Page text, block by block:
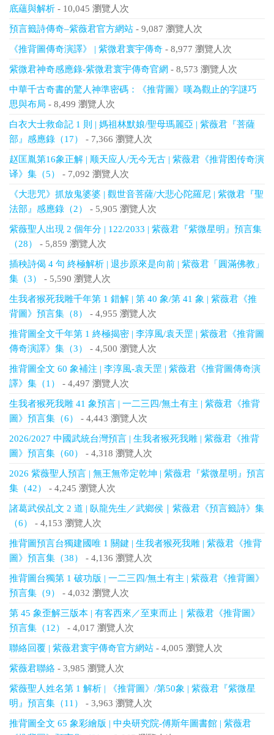
底蘊與解析 - 10,045 瀏覽人次
預言籤詩傳奇–紫薇君官方網站 - 9,087 瀏覽人次
《推背圖傳奇演譯》 | 紫微君寰宇傳奇 - 8,977 瀏覽人次
紫微君神奇感應錄-紫微君寰宇傳奇官網 - 8,573 瀏覽人次
中華千古奇書的驚人神準密碼：《推背圖》嘆為觀止的字謎巧
思與布局 - 8,499 瀏覽人次
白衣大士救命記 1 則 | 媽祖林默娘/聖母瑪麗亞 | 紫薇君『菩薩
部』感應錄（17）
- 7,366 瀏覽人次
赵匡胤第16象正解 | 顺天应人/无今无古 | 紫薇君《推背图传奇演
译》集（5）
- 7,092 瀏覽人次
《大悲咒》抓放鬼婆婆 | 觀世音菩薩/大悲心陀羅尼 | 紫微君『聖
法部』感應錄（2）
- 5,905 瀏覽人次
紫薇聖人出現 2 個年分 | 122/2033 | 紫薇君『紫微星明』預言集
（28）
- 5,859 瀏覽人次
插秧詩偈 4 句 終極解析 | 退步原來是向前 | 紫薇君「圓滿佛教」
集（3）
- 5,590 瀏覽人次
生我者猴死我雕千年第 1 錯解 | 第 40 象/第 41 象 | 紫薇君《推
背圖》預言集（8）
- 4,955 瀏覽人次
推背圖全文千年第 1 終極揭密 | 李淳風/袁天罡 | 紫薇君《推背圖
傳奇演譯》集（3）
- 4,500 瀏覽人次
推背圖全文 60 象補注 | 李淳風-袁天罡 | 紫薇君《推背圖傳奇演
譯》集（1）
- 4,497 瀏覽人次
生我者猴死我雕 41 象預言 | 一二三四/無土有主 | 紫薇君《推背
圖》預言集（6）
- 4,443 瀏覽人次
2026/2027 中國武統台灣預言 | 生我者猴死我雕 | 紫薇君《推背
圖》預言集（60）
- 4,318 瀏覽人次
2026 紫薇聖人預言 | 無王無帝定乾坤 | 紫薇君『紫微星明』預言
集（42）
- 4,245 瀏覽人次
諸葛武侯乩文 2 道 | 臥龍先生／武鄉侯｜紫薇君《預言籤詩》集
（6）
- 4,153 瀏覽人次
推背圖預言台獨建國唯 1 關鍵 | 生我者猴死我雕 | 紫薇君《推背
圖》預言集（38）
- 4,136 瀏覽人次
推背圖台獨第 1 破功版 | 一二三四/無土有主 | 紫薇君《推背圖》
預言集（9）
- 4,032 瀏覽人次
第 45 象歪解三版本 | 有客西來／至東而止｜紫薇君《推背圖》
預言集（12）
- 4,017 瀏覽人次
聯絡回覆 | 紫薇君寰宇傳奇官方網站 - 4,005 瀏覽人次
紫薇君聯絡 - 3,985 瀏覽人次
紫薇聖人姓名第 1 解析 | 《推背圖》/第50象 | 紫薇君『紫微星
明』預言集（11）
- 3,963 瀏覽人次
推背圖全文 65 象彩繪版 | 中央研究院-傅斯年圖書館 | 紫薇君